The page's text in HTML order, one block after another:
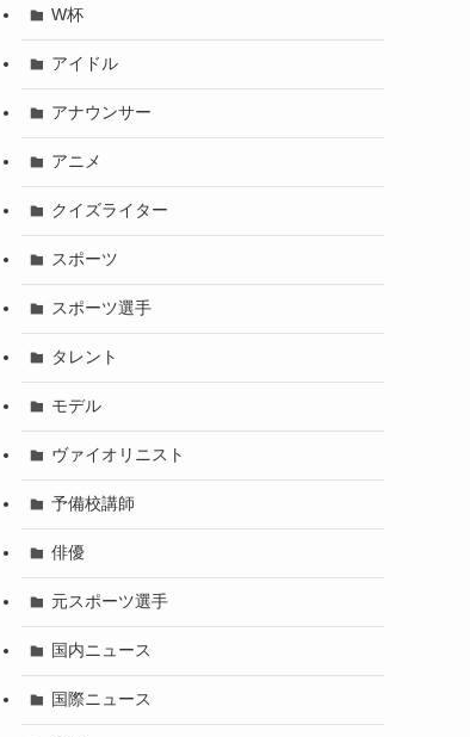
W杯
アイドル
アナウンサー
アニメ
クイズライター
スポーツ
スポーツ選手
タレント
モデル
ヴァイオリニスト
予備校講師
俳優
元スポーツ選手
国内ニュース
国際ニュース